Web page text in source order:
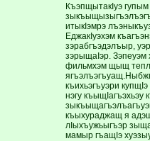
КъэпщытакIуэ гупым
итыкIэмрэ
ЕджакIуэхэм
зэрабгъэдэлъыр,
зэрыщаIэр. Зэпеуэм
фильмхэм щыщ
къихьэгъуэри купщIэ
нэгу къыщIагъэхьэу
къыхураджащ я
лIыхъужьыгъэр
мамыр гъащIэ